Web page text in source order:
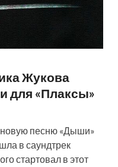
Жукова
для «Плаксы»
песню «Дыши»
в саундтрек
стартовал в этот